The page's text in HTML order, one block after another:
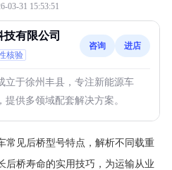
03-31 15:53:51
有限公司
核验
咨询 进店
立于徐州丰县，专注新能源车
供多领域配套解决方案。
常见后桥型号特点，解析不同载重
后桥寿命的实用技巧，为运输从业